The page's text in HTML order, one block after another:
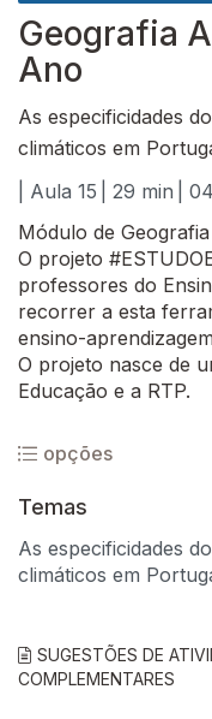
Geografia
Ano
As especificidades
climáticos em
| Aula 15
| 29 min
|
Módulo de
O projeto
professores do
recorrer a esta
ensino-
O projeto nasce de
Educação e a RTP.
opções
Temas
As especificidades
climáticos em
SUGESTÕES DE
COMPLEMENTARES